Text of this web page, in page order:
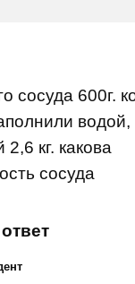
сосуда 600г.
водой,
кг. какова
сосуда